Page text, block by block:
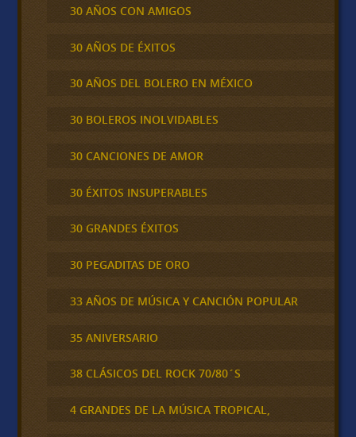
30 AÑOS CON AMIGOS
30 AÑOS DE ÉXITOS
30 AÑOS DEL BOLERO EN MÉXICO
30 BOLEROS INOLVIDABLES
30 CANCIONES DE AMOR
30 ÉXITOS INSUPERABLES
30 GRANDES ÉXITOS
30 PEGADITAS DE ORO
33 AÑOS DE MÚSICA Y CANCIÓN POPULAR
35 ANIVERSARIO
38 CLÁSICOS DEL ROCK 70/80´S
4 GRANDES DE LA MÚSICA TROPICAL,